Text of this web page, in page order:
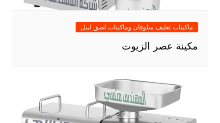
ماكينات تغليف سلوفان وماكينات لصق ليبل
مكينة عصر الزيوت